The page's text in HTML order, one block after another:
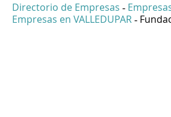
Directorio de Empresas -
Empresas en VALLEDUPAR -